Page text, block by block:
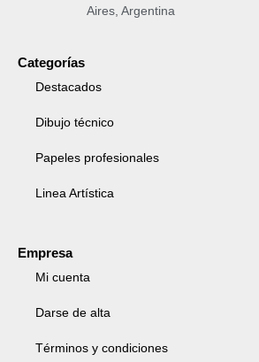
Aires, Argentina
Categorías
Destacados
Dibujo técnico
Papeles profesionales
Linea Artística
Empresa
Mi cuenta
Darse de alta
Términos y condiciones